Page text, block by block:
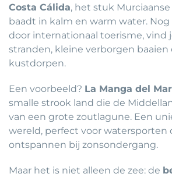
Costa Cálida, het stuk
baadt in kalm en warm water.
door internationaal toerisme, vind
stranden, kleine verborgen
kustdorpen.
Een voorbeeld? La Manga del
smalle strook land die de
van een grote zoutlagune. Een
wereld, perfect voor watersporten
ontspannen bij zonsondergang.
Maar het is niet alleen de zee: de